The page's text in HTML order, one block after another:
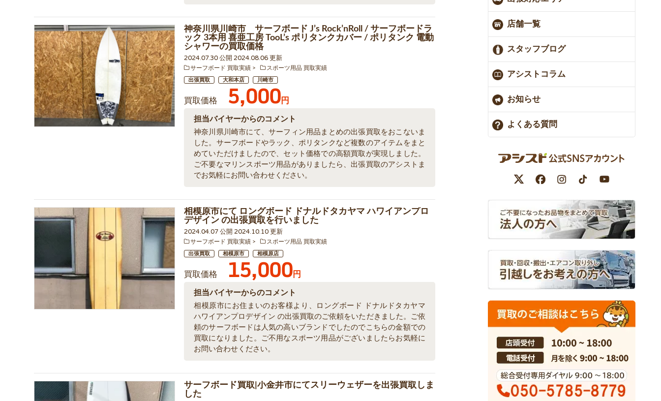
神奈川県川崎市 サーフボード J’s Rock’nRoll / サーフボードラ
ック 3本用 喜亜工房 TooL’s ポリタンクカバー / ポリタンク 電動
シャワーの買取価格
2024.07.30 公開 2024.08.06 更新
サーフボード 買取実績 スポーツ用品 買取実績
出張買取 大和本店 川崎市
買取価格 5,000円
担当バイヤーからのコメント
神奈川県川崎市にて、サーフィン用品まとめの出張買取をおこないま
した。サーフボードやラック、ポリタンクなど複数のアイテムをまと
めていただけましたので、セット価格での高額買取が実現しました。
ご不要なマリンスポーツ用品がありましたら、出張買取のアシストま
でお気軽にお問い合わせください。
相模原市にて ロングボード ドナルドタカヤマ ハワイアンプロ
デザイン の出張買取を行いました
2024.04.07 公開 2024.10.10 更新
サーフボード 買取実績 スポーツ用品 買取実績
出張買取 相模原市 相模原店
買取価格 15,000円
担当バイヤーからのコメント
相模原市にお住まいのお客様より、ロングボード ドナルドタカヤマ
ハワイアンプロデザイン の出張買取のご依頼をいただきました。ご依
頼のサーフボードは人気の高いブランドでしたのでこちらの金額での
買取になりました。ご不用なスポーツ用品がございましたらお気軽に
お問い合わせください。
サーフボード買取|小金井市にてスリーウェザーを出張買取しま
した
店舗一覧
スタッフブログ
アシストコラム
お知らせ
よくある質問